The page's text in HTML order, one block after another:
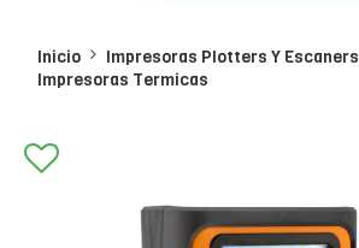
Inicio
Impresoras Plotters Y Escaners
Impresoras Termicas